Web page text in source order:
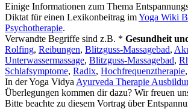
Einige Informationen zum Thema
Diktat für einen Lexikonbeitrag imYoga Wiki
Psychotherapie.
Verwandte Begriffe sind z.B. * Gesundheit
Rolfing, Reibungen, Blitzguss-Massagebad,
Unterwassermassage, Blitzguss-Massagebad,
Schlafsymptome, Radix, Hochfrequenztherapie,
In der Yoga Vidya Ayurveda Therapie
Überlegungen kommen dir dazu? Wir freuen
Bitte beachte zu diesem Vortrag über